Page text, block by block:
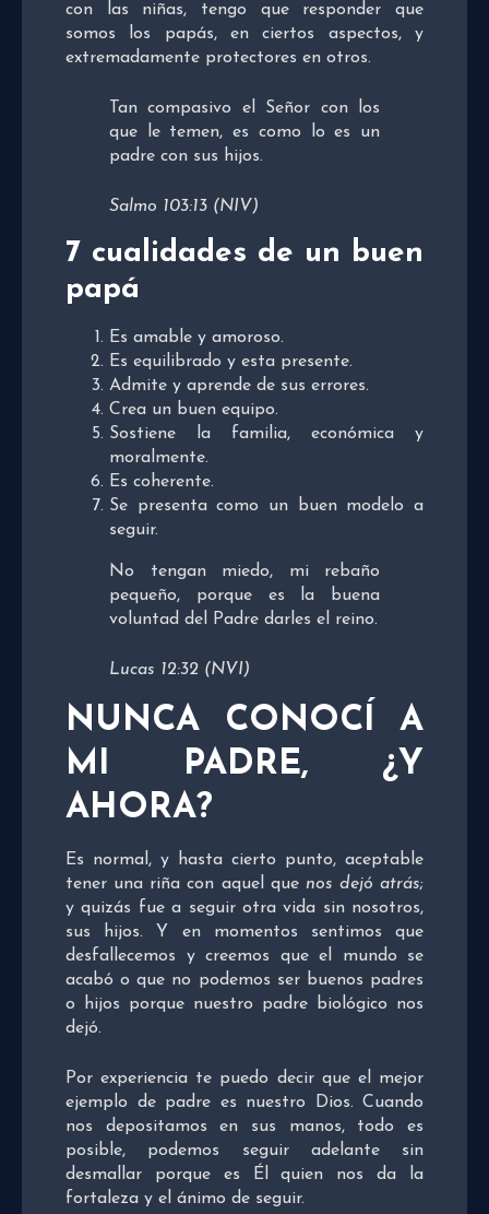
con las niñas, tengo que responder que
somos los papás, en ciertos aspectos, y
extremadamente protectores en otros.
Tan compasivo el Señor con los
que le temen, es como lo es un
padre con sus hijos.
Salmo 103:13 (NIV)
7 cualidades de un buen
papá
Es amable y amoroso.
Es equilibrado y esta presente.
Admite y aprende de sus errores.
Crea un buen equipo.
Sostiene la familia, económica y
moralmente.
Es coherente.
Se presenta como un buen modelo a
seguir.
No tengan miedo, mi rebaño
pequeño, porque es la buena
voluntad del Padre darles el reino.
Lucas 12:32 (NVI)
NUNCA CONOCÍ A
MI PADRE, ¿Y
AHORA?
Es normal, y hasta cierto punto, aceptable
tener una riña con aquel que nos dejó atrás;
y quizás fue a seguir otra vida sin nosotros,
sus hijos. Y en momentos sentimos que
desfallecemos y creemos que el mundo se
acabó o que no podemos ser buenos padres
o hijos porque nuestro padre biológico nos
dejó.
Por experiencia te puedo decir que el mejor
ejemplo de padre es nuestro Dios. Cuando
nos depositamos en sus manos, todo es
posible, podemos seguir adelante sin
desmallar porque es Él quien nos da la
fortaleza y el ánimo de seguir.